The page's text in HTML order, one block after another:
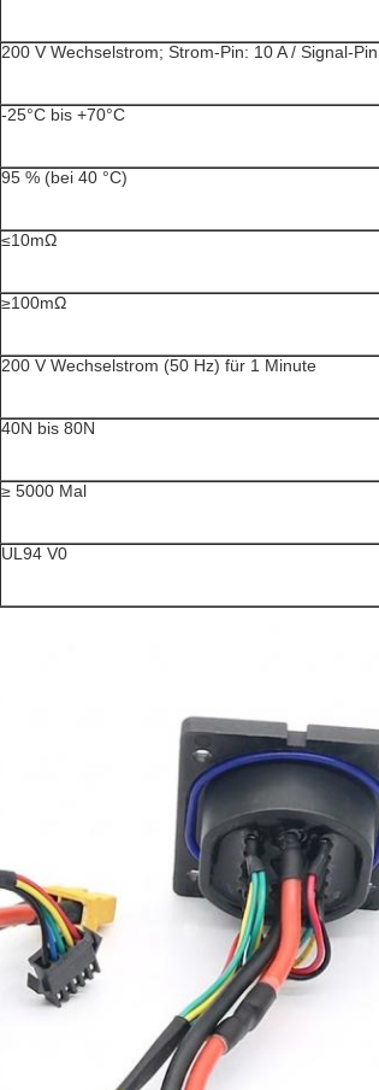
200 V Wechselstrom; Strom-Pin: 10 A / Signal-
-25°C bis +70°C
95 % (bei 40 °C)
≤10mΩ
≥100mΩ
200 V Wechselstrom (50 Hz) für 1 Minute
40N bis 80N
≥ 5000 Mal
UL94 V0